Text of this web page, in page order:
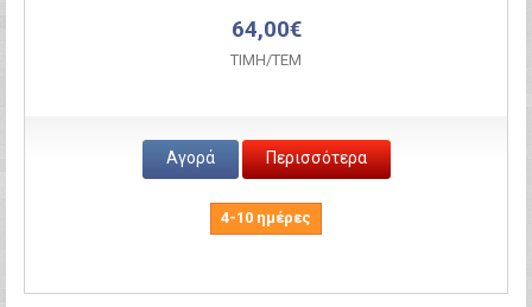
64,00€
ΤΙΜH/ΤΕΜ
Αγορά Περισσότερα
4-10 ημέρες